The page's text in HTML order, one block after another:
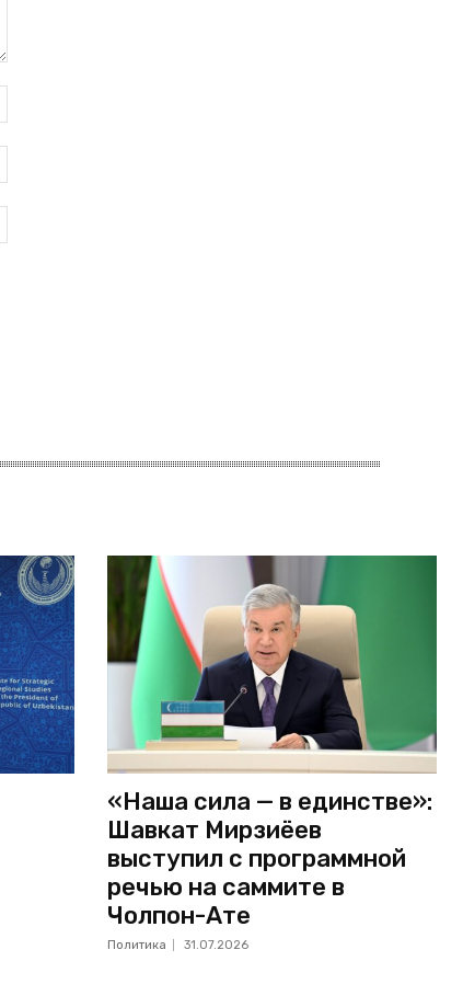
почта:*
Сайт:
«Наша сила — в единстве»:
Шавкат Мирзиёев
выступил с программной
речью на саммите в
Чолпон-Ате
Политика 31.07.2026